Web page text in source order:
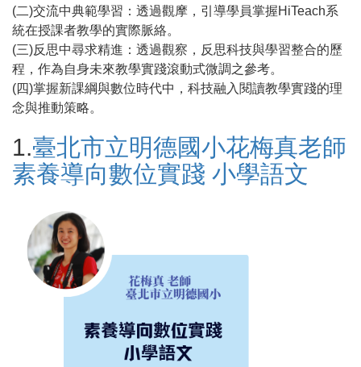
(二)交流中典範學習：透過觀摩，引導學員掌握HiTeach系
統在授課者教學的實際脈絡。
(三)反思中尋求精進：透過觀察，反思科技與學習整合的歷
程，作為自身未來教學實踐滾動式微調之參考。
(四)掌握新課綱與數位時代中，科技融入閱讀教學實踐的理
念與推動策略。
1.臺北市立明德國小花梅真老師
素養導向數位實踐 小學語文